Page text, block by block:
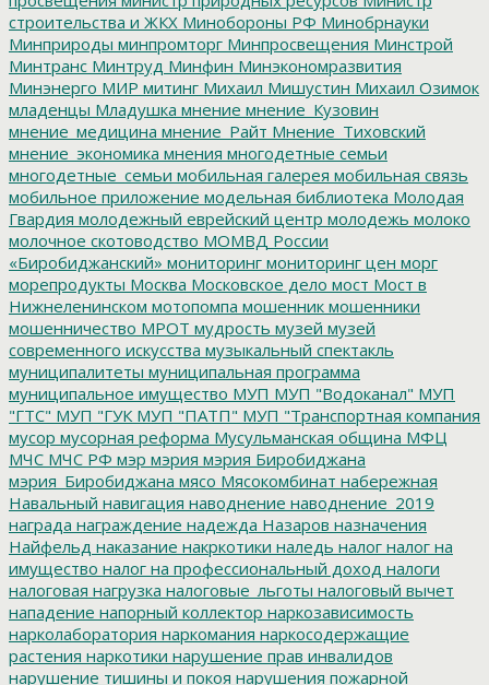
строительства и ЖКХ Минобороны РФ Минобрнауки
Минприроды минпромторг Минпросвещения Минстрой
Минтранс Минтруд Минфин Минэкономразвития
Минэнерго МИР митинг Михаил Мишустин Михаил Озимок
младенцы Младушка мнение мнение_Кузовин
мнение_медицина мнение_Райт Мнение_Тиховский
мнение_экономика мнения многодетные семьи
многодетные_семьи мобильная галерея мобильная связь
мобильное приложение модельная библиотека Молодая
Гвардия молодежный еврейский центр молодежь молоко
молочное скотоводство МОМВД России
«Биробиджанский» мониторинг мониторинг цен морг
морепродукты Москва Московское дело мост Мост в
Нижнеленинском мотопомпа мошенник мошенники
мошенничество МРОТ мудрость музей музей
современного искусства музыкальный спектакль
муниципалитеты муниципальная программа
муниципальное имущество МУП МУП "Водоканал" МУП
"ГТС" МУП "ГУК МУП "ПАТП" МУП "Транспортная компания
мусор мусорная реформа Мусульманская община МФЦ
МЧС МЧС РФ мэр мэрия мэрия Биробиджана
мэрия_Биробиджана мясо Мясокомбинат набережная
Навальный навигация наводнение наводнение_2019
награда награждение надежда Назаров назначения
Найфельд наказание накркотики наледь налог налог на
имущество налог на профессиональный доход налоги
налоговая нагрузка налоговые_льготы налоговый вычет
нападение напорный коллектор наркозависимость
нарколаборатория наркомания наркосодержащие
растения наркотики нарушение прав инвалидов
нарушение тишины и покоя нарушения пожарной